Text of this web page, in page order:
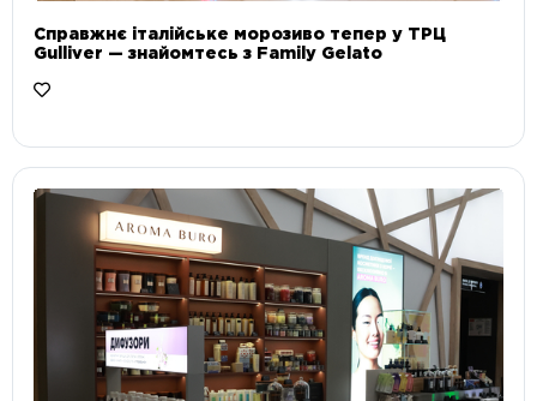
Справжнє італійське морозиво тепер у ТРЦ
Gulliver — знайомтесь з Family Gelato